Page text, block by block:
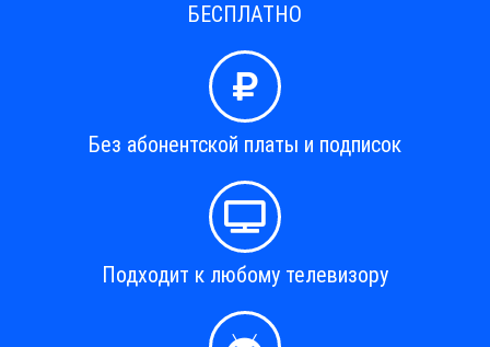
БЕСПЛАТНО
Без абонентской платы и подписок
Подходит к любому телевизору